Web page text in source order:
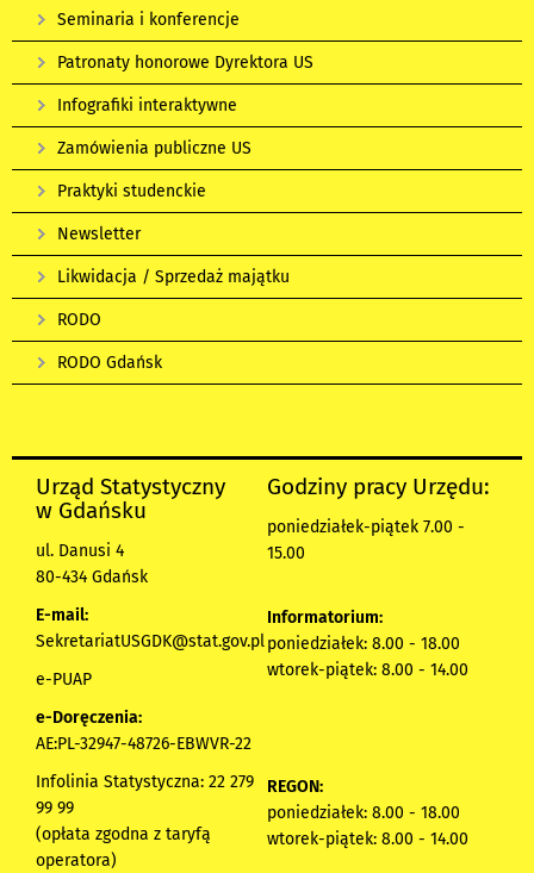
Seminaria i konferencje
Patronaty honorowe Dyrektora US
Infografiki interaktywne
Zamówienia publiczne US
Praktyki studenckie
Newsletter
Likwidacja / Sprzedaż majątku
RODO
RODO Gdańsk
Urząd Statystyczny
w Gdańsku
ul. Danusi 4
80-434 Gdańsk
E-mail:
SekretariatUSGDK@stat.gov.pl
e-PUAP
e-Doręczenia:
AE:PL-32947-48726-EBWVR-22
Infolinia Statystyczna: 22 279
99 99
(opłata zgodna z taryfą
operatora)
Godziny pracy Urzędu:
poniedziałek-piątek 7.00 -
15.00
Informatorium:
poniedziałek: 8.00 - 18.00
wtorek-piątek: 8.00 - 14.00
REGON:
poniedziałek: 8.00 - 18.00
wtorek-piątek: 8.00 - 14.00